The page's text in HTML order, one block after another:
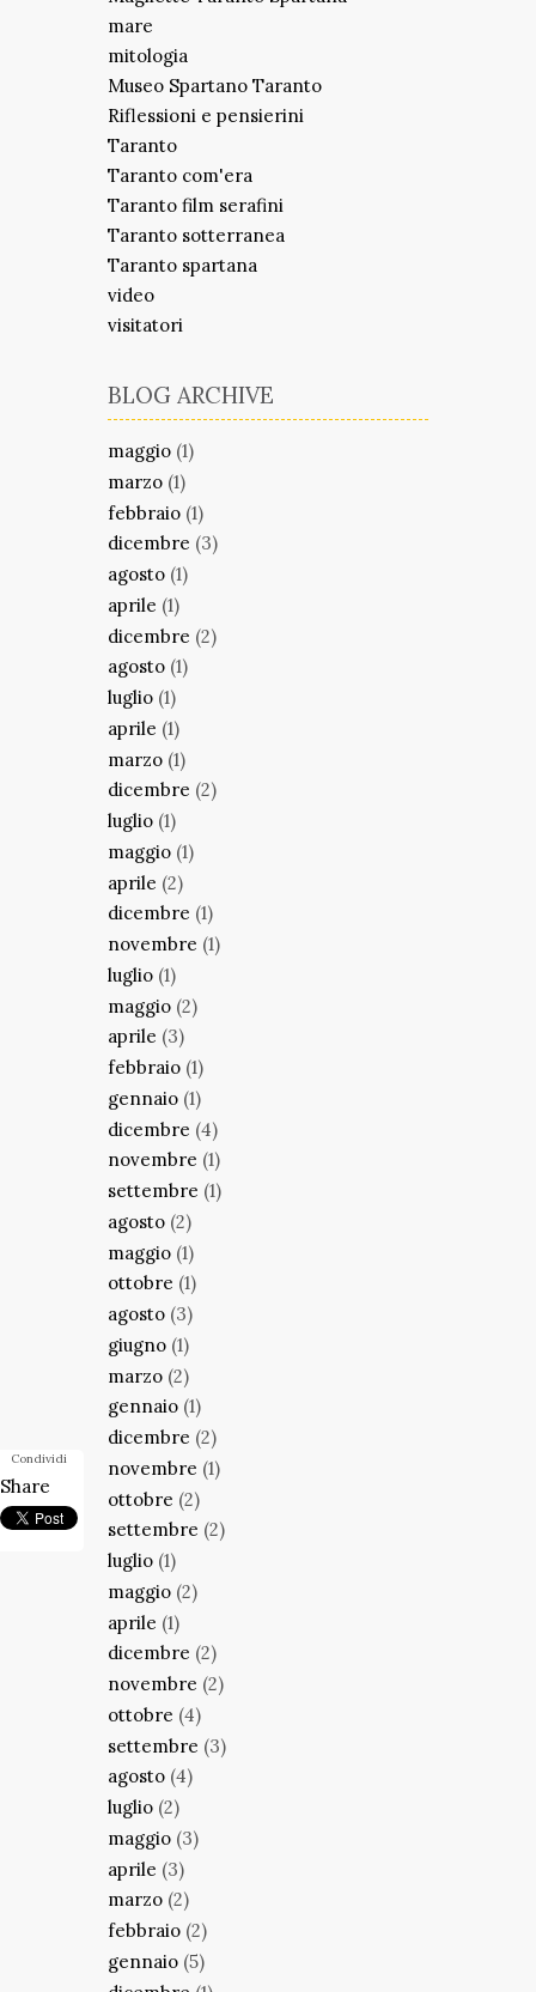
mare
mitologia
Museo Spartano Taranto
Riflessioni e pensierini
Taranto
Taranto com'era
Taranto film serafini
Taranto sotterranea
Taranto spartana
video
visitatori
BLOG ARCHIVE
maggio (1)
marzo (1)
febbraio (1)
dicembre (3)
agosto (1)
aprile (1)
dicembre (2)
agosto (1)
luglio (1)
aprile (1)
marzo (1)
dicembre (2)
luglio (1)
maggio (1)
aprile (2)
dicembre (1)
novembre (1)
luglio (1)
maggio (2)
aprile (3)
febbraio (1)
gennaio (1)
dicembre (4)
novembre (1)
settembre (1)
agosto (2)
maggio (1)
ottobre (1)
agosto (3)
giugno (1)
marzo (2)
gennaio (1)
dicembre (2)
novembre (1)
ottobre (2)
settembre (2)
luglio (1)
maggio (2)
aprile (1)
dicembre (2)
novembre (2)
ottobre (4)
settembre (3)
agosto (4)
luglio (2)
maggio (3)
aprile (3)
marzo (2)
febbraio (2)
gennaio (5)
Condividi
Share